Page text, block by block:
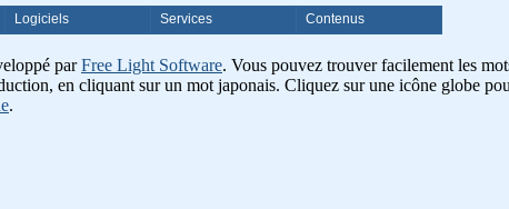
Logiciels Services Contenus
parFree Light Software. Vous pouvez trouver facilement les
en cliquant sur un mot japonais. Cliquez sur une icône globe
.